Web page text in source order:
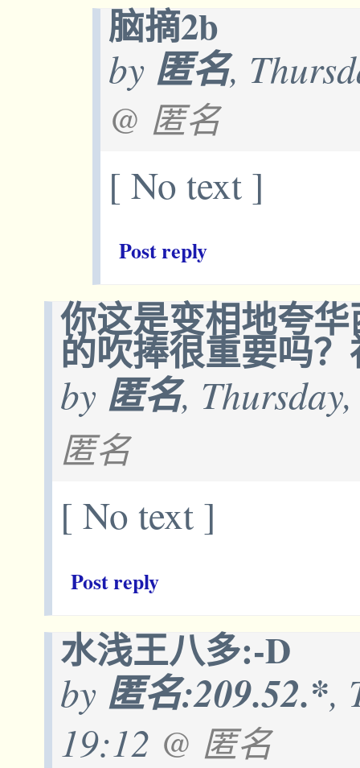
脑摘2b
by 匿名,
@ 匿名
[ No text ]
Post reply
你这是变相地夸
的吹捧很重要吗
by 匿名,
匿名
[ No text ]
Post reply
水浅王八多:-D
by 匿名:209.52.*,
19:12 @ 匿名